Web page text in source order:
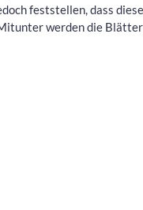
feststellen, dass
werden die